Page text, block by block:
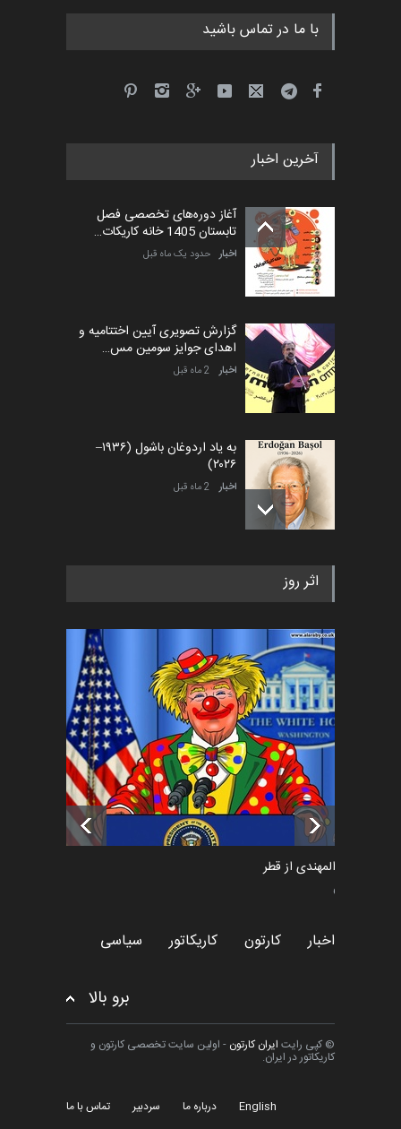
با ما در تماس باشید
آخرین اخبار
آغاز دوره‌های تخصصی فصل
تابستان 1405 خانه کاریکات…
اخبار حدود یک ماه قبل
گزارش تصویری آیین اختتامیه و
اهدای جوایز سومین مس…
اخبار 2 ماه قبل
به یاد اردوغان باشول (۱۹۳۶–
۲۰۲۶)
اخبار 2 ماه قبل
رویداد کارگاهی کارتون و پوستر
اخبار 5 ماه قبل
فراخوان رویداد کارگاهی کارتون و
پوستر "ایران سربل…
اخبار 6 ماه قبل
تسلیت به همکار | سهراب خیری
اخبار 6 ماه قبل
اثر روز
سعد المهندی از قطر
سیاسی
اخبار کارتون کاریکاتور سیاسی
برو بالا
© کپی رایت ایران کارتون - اولین سایت تخصصی کارتون و
کاریکاتور در ایران.
English درباره ما سردبیر تماس با ما